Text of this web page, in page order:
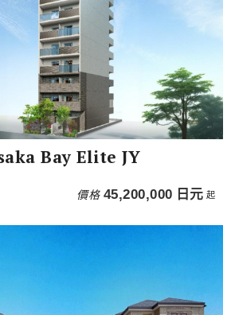
Bay Elite JY
價格 45,200,000 日元 起